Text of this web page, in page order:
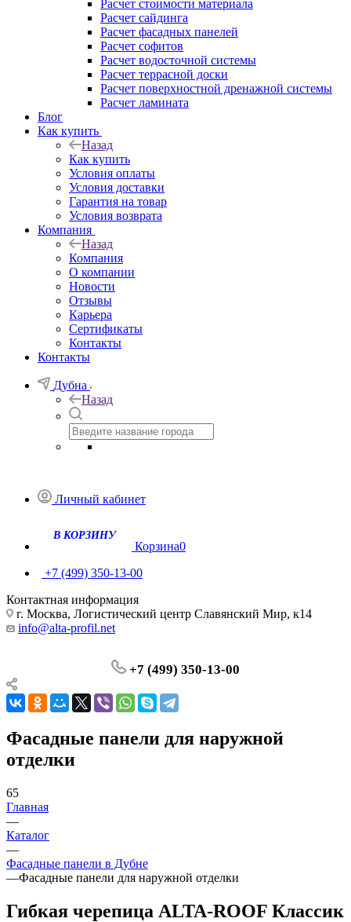
Расчет стоимости материала
Расчет сайдинга
Расчет фасадных панелей
Расчет софитов
Расчет водосточной системы
Расчет террасной доски
Расчет поверхностной дренажной системы
Расчет ламината
Блог
Как купить
Назад
Как купить
Условия оплаты
Условия доставки
Гарантия на товар
Условия возврата
Компания
Назад
Компания
О компании
Новости
Отзывы
Карьера
Сертификаты
Контакты
Контакты
Дубна
Назад
Личный кабинет
Корзина0
+7 (499) 350-13-00
Контактная информация
г. Москва, Логистический центр Славянский Мир, к14
info@alta-profil.net
+7 (499) 350-13-00
Фасадные панели для наружной
отделки
65
Главная
—
Каталог
—
Фасадные панели в Дубне
—Фасадные панели для наружной отделки
Гибкая черепица ALTA-ROOF Классик